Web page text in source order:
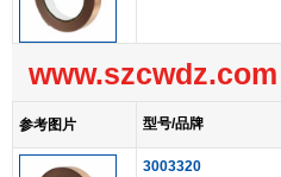
www.szcwdz.com
参考图片 型号/品牌
3003320